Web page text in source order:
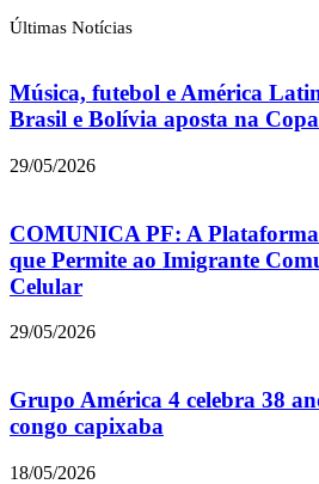
Últimas Notícias
Música, futebol e América
Brasil e Bolívia aposta na
29/05/2026
COMUNICA PF: A
que Permite ao Imigrante
Celular
29/05/2026
Grupo América 4 celebra 38
congo capixaba
18/05/2026